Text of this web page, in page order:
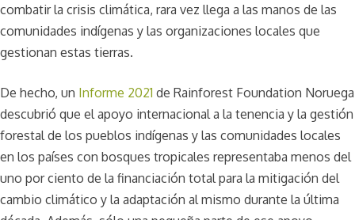
combatir la crisis climática, rara vez llega a las manos de las
comunidades indígenas y las organizaciones locales que
gestionan estas tierras.
De hecho, un Informe 2021 de Rainforest Foundation Noruega
descubrió que el apoyo internacional a la tenencia y la gestión
forestal de los pueblos indígenas y las comunidades locales
en los países con bosques tropicales representaba menos del
uno por ciento de la financiación total para la mitigación del
cambio climático y la adaptación al mismo durante la última